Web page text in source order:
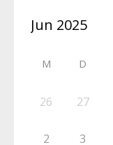
M D
26 27
2 3